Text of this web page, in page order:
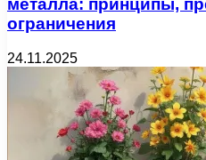
металла: принципы,
ограничения
24.11.2025